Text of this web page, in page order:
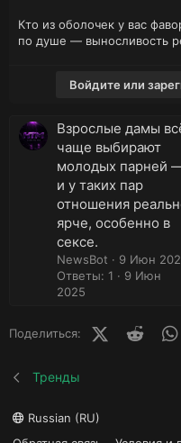
Кто из оболочек у вас
по душе — выносливость
Войдите или
Взрослые дамы
чаще выбирают
молодых парней
и у таких пар
отношения
ярче, особенно в
сексе.
NewsBot
9 Июн
Ответы: 1
9 Июн
2025
Поделиться: X (Twitter)Reddit
Тренды
Russian (RU)